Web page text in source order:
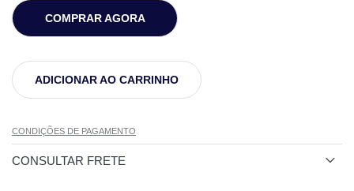
COMPRAR AGORA
ADICIONAR AO CARRINHO
CONDIÇÕES DE PAGAMENTO
CONSULTAR FRETE